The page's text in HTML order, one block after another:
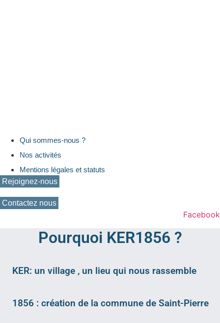
Qui sommes-nous ?
Nos activités
Mentions légales et statuts
Rejoignez-nous
Contactez nous
Facebook
Pourquoi KER1856 ?
KER: un village , un lieu qui nous rassemble
1856 : création de la commune de Saint-Pierre